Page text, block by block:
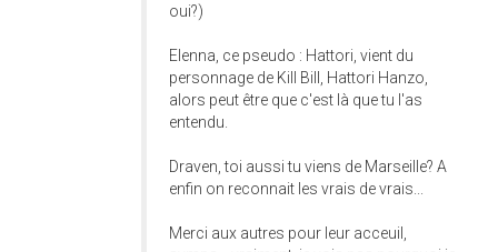
oui?)
Elenna, ce pseudo : Hattori, vient du
personnage de Kill Bill, Hattori Hanzo,
alors peut être que c'est là que tu l'as
entendu.
Draven, toi aussi tu viens de Marseille? A
enfin on reconnait les vrais de vrais...
Merci aux autres pour leur acceuil,